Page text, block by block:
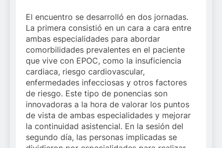
El encuentro se desarrolló en dos jornadas.
La primera consistió en un cara a cara entre
ambas especialidades para abordar
comorbilidades prevalentes en el paciente
que vive con EPOC, como la insuficiencia
cardiaca, riesgo cardiovascular,
enfermedades infecciosas y otros factores
de riesgo. Este tipo de ponencias son
innovadoras a la hora de valorar los puntos
de vista de ambas especialidades y mejorar
la continuidad asistencial. En la sesión del
segundo día, las personas implicadas se